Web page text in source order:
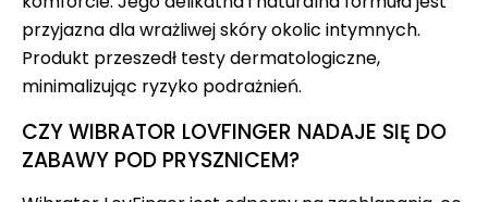
przyjazna dla wrażliwej skóry okolic intymnych.
Produkt przeszedł testy dermatologiczne,
minimalizując ryzyko podrażnień.
CZY WIBRATOR LOVFINGER NADAJE SIĘ DO
ZABAWY POD PRYSZNICEM?